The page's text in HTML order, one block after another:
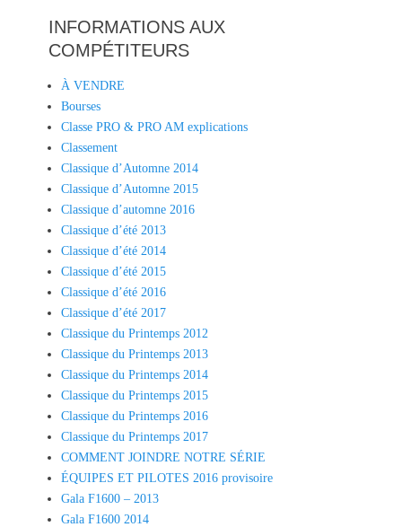
INFORMATIONS AUX
COMPÉTITEURS
À VENDRE
Bourses
Classe PRO & PRO AM explications
Classement
Classique d’Automne 2014
Classique d’Automne 2015
Classique d’automne 2016
Classique d’été 2013
Classique d’été 2014
Classique d’été 2015
Classique d’été 2016
Classique d’été 2017
Classique du Printemps 2012
Classique du Printemps 2013
Classique du Printemps 2014
Classique du Printemps 2015
Classique du Printemps 2016
Classique du Printemps 2017
COMMENT JOINDRE NOTRE SÉRIE
ÉQUIPES ET PILOTES 2016 provisoire
Gala F1600 – 2013
Gala F1600 2014